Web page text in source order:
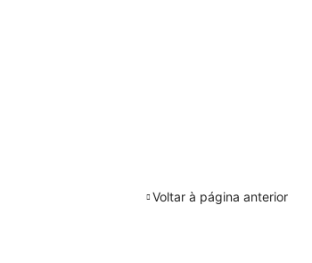
Voltar à página anterior